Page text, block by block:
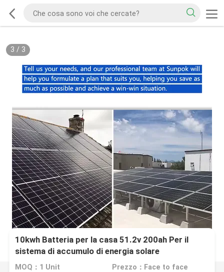
3 / 3
10kwh Batteria per la casa 51.2v 200ah Per il
sistema di accumulo di energia solare
MOQ：1 Unit Prezzo：Face to face